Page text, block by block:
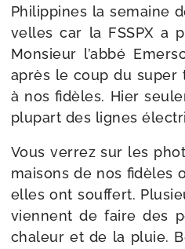
Philippines la semaine
velles car la FSSPX a
Monsieur l’ab­bé
après le coup du super
à nos fidèles. Hier
plu­part des lignes
Vous ver­rez sur les
mai­sons de nos fidèles
elles ont souf­fert.
viennent de faire des
cha­leur et de la pluie.